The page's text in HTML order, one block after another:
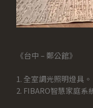
《台中 – 鄭公館》
1. 全室調光照明燈具。
2. FIBARO智慧家庭系